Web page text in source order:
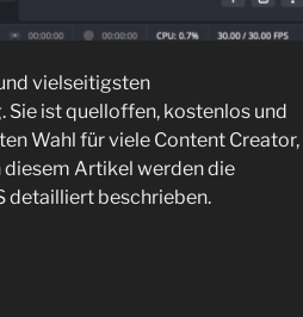
vielseitigsten
ist quelloffen, kostenlos und
Wahl für viele Content Creator,
Artikel werden die
detailliert beschrieben.